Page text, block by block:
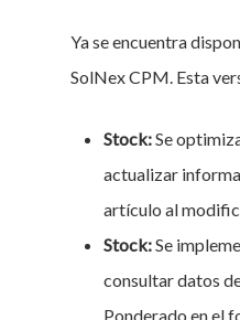
Ya se encuentra
SolNex CPM. Esta
Stock:Se
actualizar
artículo al
Stock:Se
consultar datos
Ponderado en el